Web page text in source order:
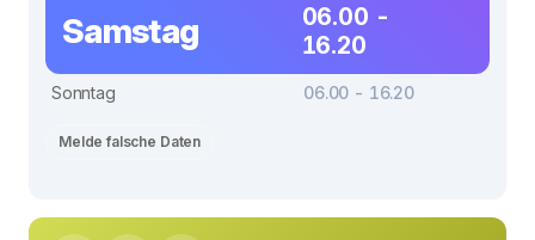
Samstag
06.00 -
16.20
Sonntag 06.00 - 16.20
Melde falsche Daten